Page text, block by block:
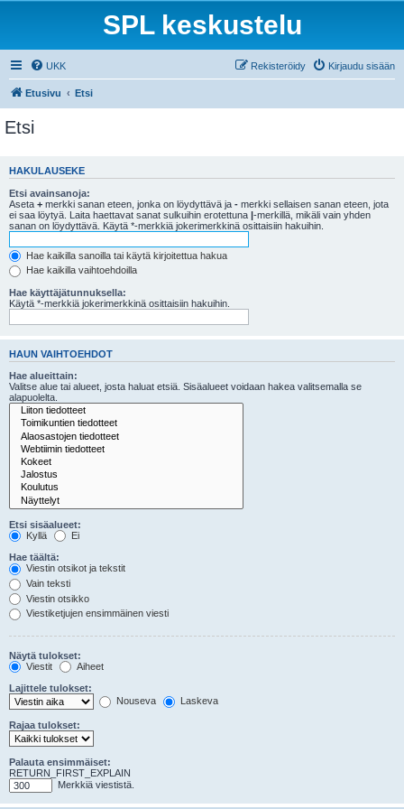
SPL keskustelu
UKK Kirjaudu sisään
Rekisteröidy
Etusivu Etsi
Etsi
HAKULAUSEKE
Etsi avainsanoja:
Aseta + merkki sanan eteen, jonka on löydyttävä ja - merkki sellaisen sanan eteen, jota
ei saa löytyä. Laita haettavat sanat sulkuihin erotettuna |-merkillä, mikäli vain yhden
sanan on löydyttävä. Käytä *-merkkiä jokerimerkkinä osittaisiin hakuihin.
Hae kaikilla sanoilla tai käytä kirjoitettua hakua
Hae kaikilla vaihtoehdoilla
Hae käyttäjätunnuksella:
Käytä *-merkkiä jokerimerkkinä osittaisiin hakuihin.
HAUN VAIHTOEHDOT
Hae alueittain:
Valitse alue tai alueet, josta haluat etsiä. Sisäalueet voidaan hakea valitsemalla se
alapuolelta.
Etsi sisäalueet:
Kyllä
Ei
Hae täältä:
Viestin otsikot ja tekstit
Vain teksti
Viestin otsikko
Viestiketjujen ensimmäinen viesti
Näytä tulokset:
Viestit
Aiheet
Lajittele tulokset:
Nouseva
Laskeva
Rajaa tulokset:
Palauta ensimmäiset:
RETURN_FIRST_EXPLAIN
Merkkiä viestistä.